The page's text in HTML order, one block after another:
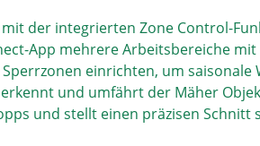
der integrierten Zone Control-
App mehrere Arbeitsbereiche
einrichten, um
und umfährt der Mäher
und stellt einen präzisen Schnitt